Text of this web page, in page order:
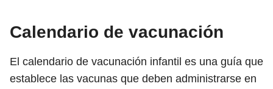
Calendario de vacunación
El calendario de vacunación infantil es una guía que
establece las vacunas que deben administrarse en